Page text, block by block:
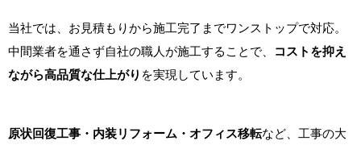
当社では、お見積もりから施工完了までワンストップで対応。
中間業者を通さず自社の職人が施工することで、
コストを抑え
ながら高品質な仕上がり を実現しています。
原状回復工事・内装リフォーム・オフィス移転など、工事の大